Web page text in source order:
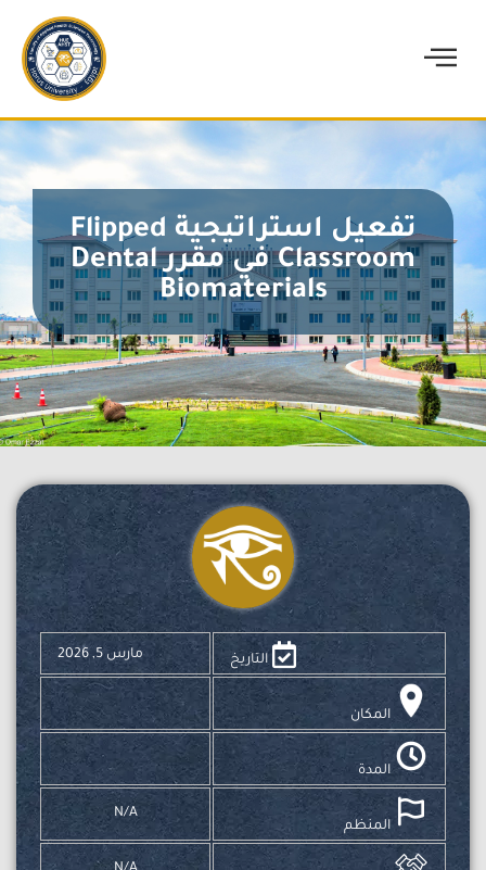
تفعيل استراتيجية Flipped
Classroom في مقرر Dental
Biomaterials
التاريخ مارس 5, 2026
المكان
المدة
المنظم
N/A